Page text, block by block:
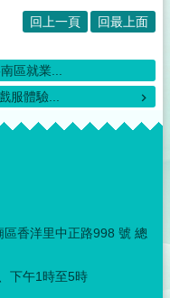
回上一頁 回最上面
區就業...
服體驗...
香洋里中正路998 號 總
下午1時至5時